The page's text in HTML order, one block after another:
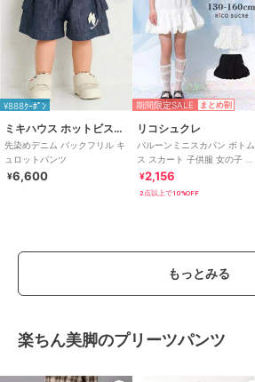
¥888ｸｰﾎﾟﾝ
ミキハウス ホットビスケッツ
先染めデニム バックフリル キ
ュロットパンツ
¥6,600
期間限定SALE まとめ割
リコシュクレ
バルーンミニスカパン ボトム
ス スカート 子供服 女の子 小
学生 中学生
¥2,156
2点以上で10%OFF
もっとみる
楽ちん美脚のプリーツパンツ